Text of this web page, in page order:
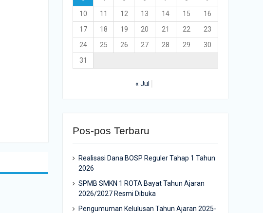
10
11 12 13 14 15
16
17
18 19 20 21 22
23
24
25 26 27 28 29
30
31
« Jul
Pos-pos Terbaru
Realisasi Dana BOSP Reguler Tahap 1 Tahun
2026
SPMB SMKN 1 ROTA Bayat Tahun Ajaran
2026/2027 Resmi Dibuka
Pengumuman Kelulusan Tahun Ajaran 2025-